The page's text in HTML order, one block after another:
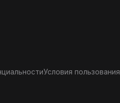
Условия пользования